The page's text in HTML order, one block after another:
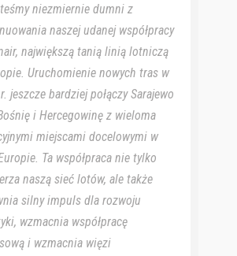
niezmiernie dumni z
naszej udanej współpracy
największą tanią linią lotniczą
Uruchomienie nowych tras w
jeszcze bardziej połączy Sarajewo
i Hercegowinę z wieloma
miejscami docelowymi w
Ta współpraca nie tylko
naszą sieć lotów, ale także
silny impuls dla rozwoju
wzmacnia współpracę
i wzmacnia więzi